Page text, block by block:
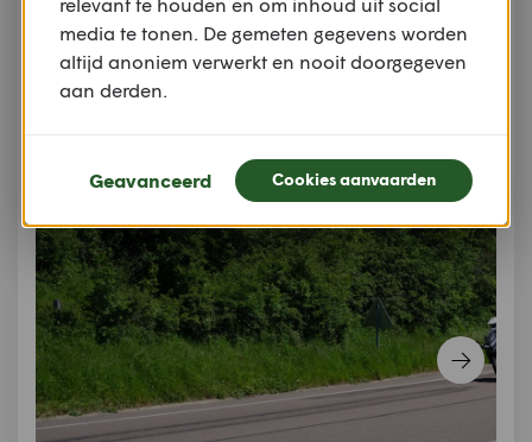
nog net op tijd voor lunch donderen we langs Bar-
sur-Aube, Saint-Dizier binnen.
media te tonen. De gemeten gegevens worden
altijd anoniem verwerkt en nooit doorgegeven
aan derden.
Geavanceerd Cookies aanvaarden